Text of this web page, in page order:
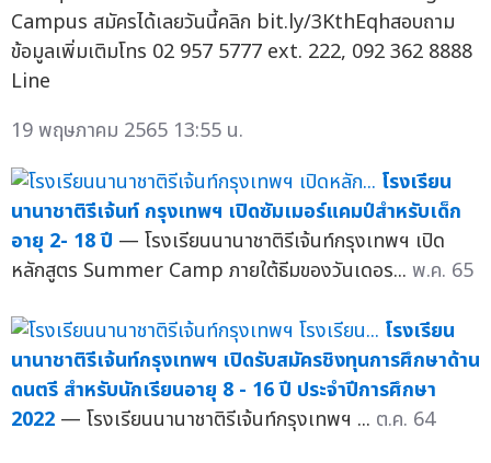
Campus สมัครได้เลยวันนี้คลิก bit.ly/3KthEqhสอบถาม
ข้อมูลเพิ่มเติมโทร 02 957 5777 ext. 222, 092 362 8888
Line
19 พฤษภาคม 2565 13:55 น.
โรงเรียน
นานาชาติรีเจ้นท์ กรุงเทพฯ เปิดซัมเมอร์แคมป์สำหรับเด็ก
อายุ 2- 18 ปี — โรงเรียนนานาชาติรีเจ้นท์กรุงเทพฯ เปิด
หลักสูตร Summer Camp ภายใต้ธีมของวันเดอร... พ.ค. 65
โรงเรียน
นานาชาติรีเจ้นท์กรุงเทพฯ เปิดรับสมัครชิงทุนการศึกษาด้าน
ดนตรี สำหรับนักเรียนอายุ 8 - 16 ปี ประจำปีการศึกษา
2022 — โรงเรียนนานาชาติรีเจ้นท์กรุงเทพฯ ... ต.ค. 64